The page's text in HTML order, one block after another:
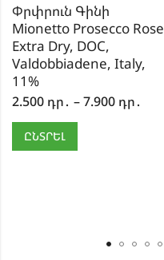
Փրփրուն Գինի
Mionetto Prosecco Rose
Extra Dry, DOC,
Valdobbiadene, Italy,
11%
2.500 դր․ –7.900 դր․
ԸՆՏՐԵԼ